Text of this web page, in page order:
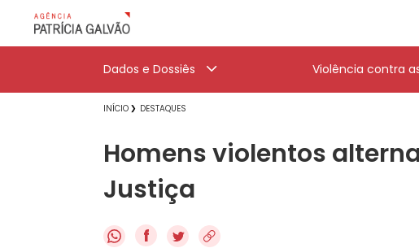
Dados e Dossiês Violência contra
INÍCIO DESTAQUES
Homens violentos
Justiça
f